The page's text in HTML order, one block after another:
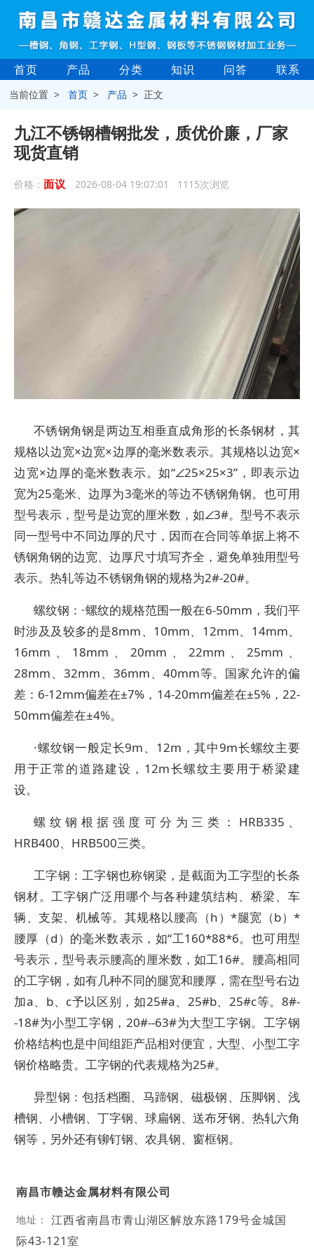
首页 产品 分类 知识 问答 联系
当前位置 >首页 > 产品 > 正文
九江不锈钢槽钢批发，质优价廉，厂家
现货直销
价格： 面议 2026-08-04 19:07:01 1115次浏览
不锈钢角钢是两边互相垂直成角形的长条钢材，其
规格以边宽×边宽×边厚的毫米数表示。其规格以边宽×
边宽×边厚的毫米数表示。如“∠25×25×3”，即表示边
宽为25毫米、边厚为3毫米的等边不锈钢角钢。也可用
型号表示，型号是边宽的厘米数，如∠3#。型号不表示
同一型号中不同边厚的尺寸，因而在合同等单据上将不
锈钢角钢的边宽、边厚尺寸填写齐全，避免单独用型号
表示。热轧等边不锈钢角钢的规格为2#-20#。
螺纹钢：·螺纹的规格范围一般在6-50mm，我们平
时涉及及较多的是8mm、10mm、12mm、14mm、
16mm、18mm、20mm、22mm、25mm、
28mm、32mm、36mm、40mm等。国家允许的偏
差：6-12mm偏差在±7%，14-20mm偏差在±5%，22-
50mm偏差在±4%。
·螺纹钢一般定长9m、12m，其中9m长螺纹主要
用于正常的道路建设，12m长螺纹主要用于桥梁建
设。
螺纹钢根据强度可分为三类：HRB335、
HRB400、HRB500三类。
工字钢：工字钢也称钢梁，是截面为工字型的长条
钢材。工字钢广泛用哪个与各种建筑结构、桥梁、车
辆、支架、机械等。其规格以腰高（h）*腿宽（b）*
腰厚（d）的毫米数表示，如“工160*88*6。也可用型
号表示，型号表示腰高的厘米数，如工16#。腰高相同
的工字钢，如有几种不同的腿宽和腰厚，需在型号右边
加a、b、c予以区别，如25#a、25#b、25#c等。8#-
-18#为小型工字钢，20#--63#为大型工字钢。工字钢
价格结构也是中间组距产品相对便宜，大型、小型工字
钢价格略贵。工字钢的代表规格为25#。
异型钢：包括档圈、马蹄钢、磁极钢、压脚钢、浅
槽钢、小槽钢、丁字钢、球扁钢、送布牙钢、热轧六角
钢等，另外还有铆钉钢、农具钢、窗框钢。
南昌市赣达金属材料有限公司
地址：
江西省南昌市青山湖区解放东路179号金城国
际43-121室